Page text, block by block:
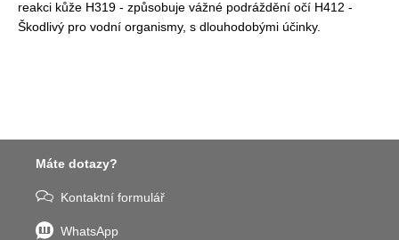
reakci kůže H319 - způsobuje vážné podráždění očí H412 -
Škodlivý pro vodní organismy, s dlouhodobými účinky.
Máte dotazy?
Kontaktní formulář
WhatsApp